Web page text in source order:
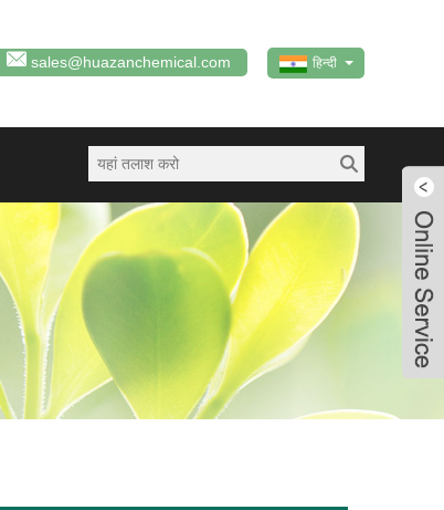
हिन्दी
sales@huazanchemical.com